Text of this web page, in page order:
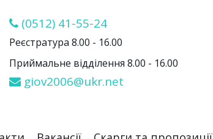
(0512) 41-55-24
Реєстратура 8.00 - 16.00
Приймальне відділення 8.00 - 16.00
giov2006@ukr.net